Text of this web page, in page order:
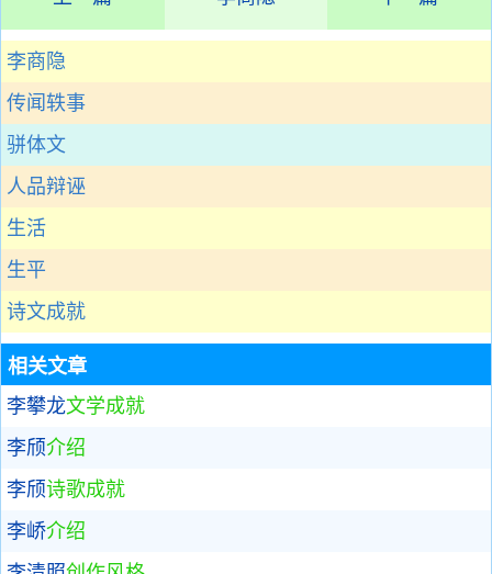
李商隐
传闻轶事
骈体文
人品辩诬
生活
生平
诗文成就
相关文章
李攀龙文学成就
李颀介绍
李颀诗歌成就
李峤介绍